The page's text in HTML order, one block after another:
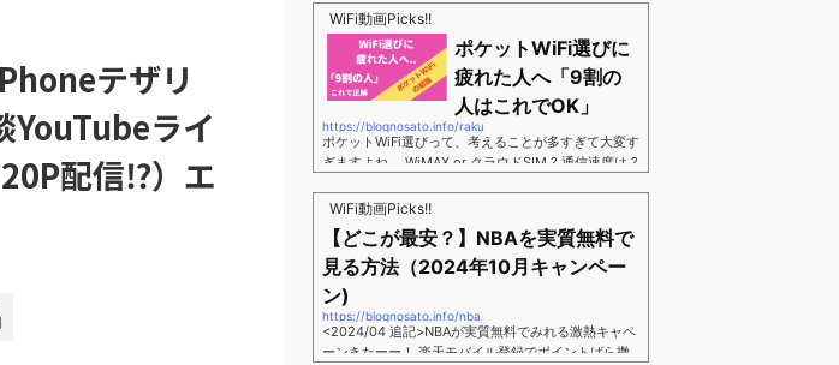
テザリ
YouTubeライ
配信⁉）エ
激あつキャペーンまだまだ継続中ーー！プラチナバン
ドもはじまったし、これからは楽天モバイルの時代っ
す。三木谷さん紹介リンク経由をするだけ。最大1,40
00円ポイント→ 乗り換えなら14,000ポイント→ 新
規で7,000ポイントしかも、複数回線でもOKという好
条件。 三木谷さん紹介キャンペーン＼激熱の三木谷
さんキャンペーン／2回線目以降でもOK再契約でもで
もOK背水の陣の楽天モバイル。ついに「最後の賭
け」とも思えるポイントばら撒きキャンペーンを発動
してきました。■キャンペーン概要三木谷社長の特別
招待ページから楽天モバイ...
WiFi動画Picks!!
ポケットWiFi選びに
疲れた人へ「9割の
人はこれでOK」
https://blognosato.info/raku
ポケットWiFi選びって、考えることが多すぎて大変す
ぎますよね。 WiMAX or クラウドSIM ? 通信速度は ?
負担は ?もう知らん、って感じですよね。私もWiFi関
連のメディアを3年間運用してきましたが「結局みん
なコレでいいのでは？」という結論にいたりました。
ということで、「ポケットWiFi選びに疲れた」「結局
どれがいいのか分からない」と言う人向けに【最終
解】を用意しました。ポケットWiFiのヘビーユーザー
視点で「90％の人はこれだけでいいやん」というも
のなので、「多...
WiFi動画Picks!!
【どこが最安？】NBAを実質無料で
見る方法（2024年10月キャンペー
ン)
https://blognosato.info/nba
<2024/04 追記>NBAが実質無料でみれる激熱キャペ
ーンきたーー！ 楽天モバイル登録でポイントばら撒